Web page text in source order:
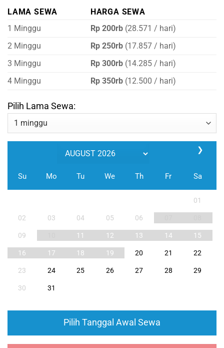
LAMA SEWA
HARGA SEWA
1 Minggu
Rp 200rb(28.571 / hari)
2 Minggu
Rp 250rb(17.857 / hari)
3 Minggu
Rp 300rb(14.285 / hari)
4 Minggu
Rp 350rb(12.500 / hari)
Pilih Lama Sewa:
❯
Su Mo Tu We Th Fr Sa
01
02 03 04 05 06
09 11 12 13 14 15
16 17 18 19 20 21 22
23 24 25 26 27 28 29
30 31
Pilih Tanggal Awal Sewa